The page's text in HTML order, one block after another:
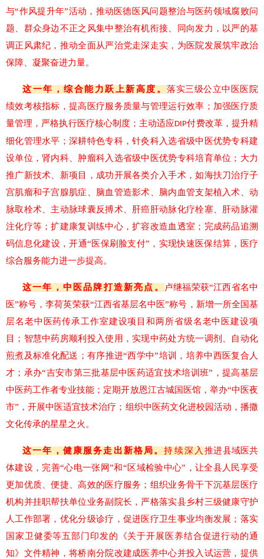
与“作风提升年”活动，推动医德医风问题整治与医药领域腐败问
题、群众身边不正之风集中整治有机衔接、同向发力，以严的基
调正风肃纪，推动全面从严治党走深走实，为医院发展筑牢政治
保障、凝聚奋进力量。
这一年，综合能力跃上新高度。落实三级公立中医医院
绩效考核指标，提高医疗服务质量与管理运行效率；加强医疗质
量管理，严格执行医疗核心制度；主动适应DIP付费改革，提升精
细化管理水平；深耕特色专科，针灸科入选省级中医优势专科建
设单位，肾内科、肿瘤科入选省级中医优势专科培育单位；大力
推广新技术、新项目，成功开展各类介入手术，如海扶刀治疗子
宫肌瘤和子宫腺肌症、脑血管造影术、脑内血管支架植入术、动
脉取栓术、主动脉球囊反搏术、肝癌肝动脉化疗栓塞、肝动脉灌
注化疗等；扩建康复训练中心，扩容改造血透室；完成药品追溯
码信息化建设，开通“医保刷脸支付”，实现快速医保结算，医疗
综合服务能力进一步提高。
这一年，中医品牌打造新亮点。 卢继福荣获“江西省名中
医”称号，李荷英荣获“江西省基层名中医”称号， 新增一所全国基
层名老中医药传承工作室建设项目和两所省级名老中医建设项
目；智慧中药房顺利投入使用，实现中药处方统一调剂、自动化
煎煮及标准化配送；有序推进“西学中”培训，培养中西医复合人
才；承办“吉安市第三批基层中医药适宜技术培训班”，提高基层
中医药工作者专业技能；定期开放恩江古城国医馆，举办“中医夜
市”，开展中医适宜技术治疗；组织中医药文化进校园活动，播撒
文化传承的星星之火。
这一年，健康服务走出新格局。持续深入推进县域医共
体建设，完善“心电一张网”和“区域检验中心”，让全县人民享受
更加优质、便捷、高效的医疗服务；组织业务骨干下沉基层医疗
机构并挂职帮扶单位业务副院长，严格落实县乡村三级健康守护
人工作部署，优化分级诊疗，促进医疗卫生事业均衡发展；落实
国家卫健委等五部门印发的《关于开展医养结合促进行动的通
知》文件精神，将桥南分院改建成医养中心并投入试运营，提供